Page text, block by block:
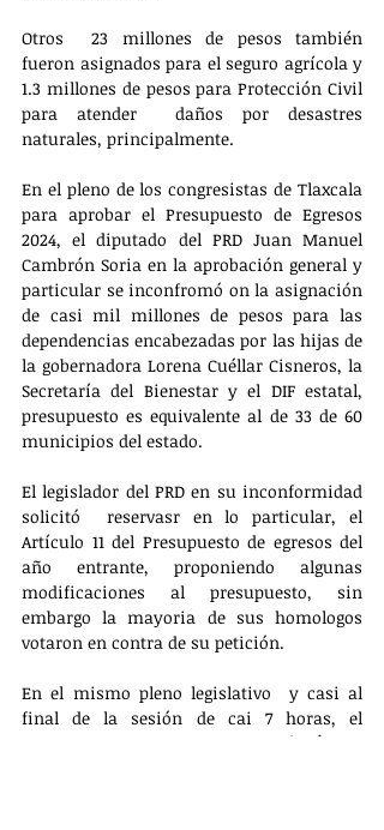
Otros  23 millones de pesos también
fueron asignados para el seguro agrícola y
1.3 millones de pesos para Protección Civil
para atender  daños por desastres
naturales, principalmente.
En el pleno de los congresistas de Tlaxcala
para aprobar el Presupuesto de Egresos
2024, el diputado del PRD Juan Manuel
Cambrón Soria en la aprobación general y
particular se inconfromó on la asignación
de casi mil millones de pesos para las
dependencias encabezadas por las hijas de
la gobernadora Lorena Cuéllar Cisneros, la
Secretaría del Bienestar y el DIF estatal,
presupuesto es equivalente al de 33 de 60
municipios del estado.
El legislador del PRD en su inconformidad
solicitó  reservasr en lo particular, el
Artículo 11 del Presupuesto de egresos del
año entrante, proponiendo algunas
modificaciones al presupuesto, sin
embargo la mayoria de sus homologos
votaron en contra de su petición.
En el mismo pleno legislativo  y casi al
final de la sesión de cai 7 horas, el
diputado de Morena Ruben Teerán Águila